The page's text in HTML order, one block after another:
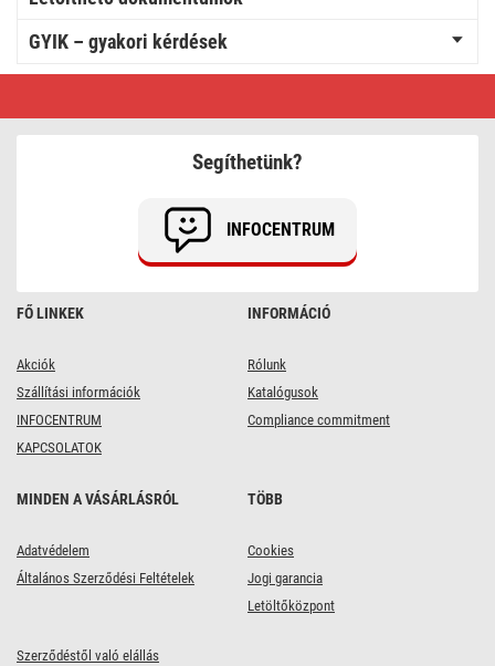
GYIK – gyakori kérdések
FŐ LINKEK
Akciók
Szállítási információk
INFOCENTRUM
KAPCSOLATOK
INFORMÁCIÓ
Rólunk
Katalógusok
Compliance commitment
MINDEN A VÁSÁRLÁSRÓL
Adatvédelem
Általános Szerződési Feltételek
TÖBB
Cookies
Jogi garancia
Letöltőközpont
Szerződéstől való elállás
Segíthetünk?
INFOCENTRUM